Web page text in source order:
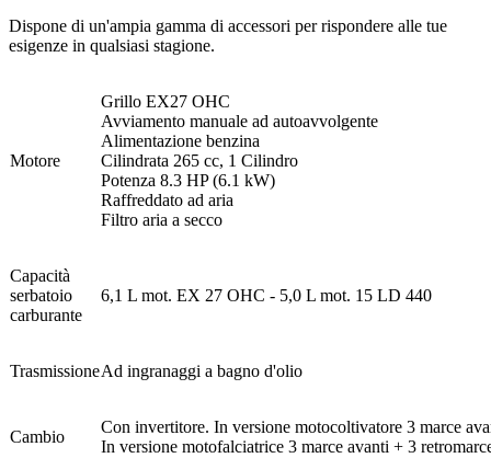
Dispone di un'ampia gamma di accessori per rispondere alle tue
esigenze in qualsiasi stagione.
Motore
Grillo EX27 OHC
Avviamento manuale ad autoavvolgente
Alimentazione benzina
Cilindrata 265 cc, 1 Cilindro
Potenza 8.3 HP (6.1 kW)
Raffreddato ad aria
Filtro aria a secco
Capacità
serbatoio
carburante
6,1 L mot. EX 27 OHC - 5,0 L mot. 15 LD 440
TrasmissioneAd ingranaggi a bagno d'olio
Cambio
Con invertitore. In versione motocoltivatore 3 marce
In versione motofalciatrice 3 marce avanti + 3